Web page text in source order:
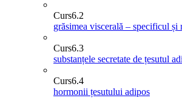
Curs6.2
grăsimea viscerală – specificul și
Curs6.3
substanțele secretate de țesutul
Curs6.4
hormonii țesutului adipos